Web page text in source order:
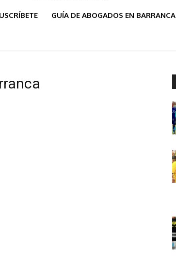
GUÍA DE ABOGADOS EN BARRANCA